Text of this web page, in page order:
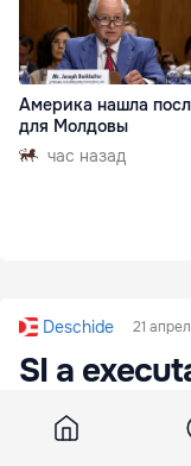
Америка нашла
для Молдовы
час назад
Deschide 21
SI a
pentru că
sexuale